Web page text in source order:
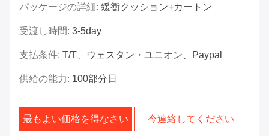
パッケージの詳細: 緩衝クッション+カートン
受渡し時間: 3-5day
支払条件: T/T、ウェスタン・ユニオン、Paypal
供給の能力: 100部分日
最もよい価格を得なさい 今連絡してください